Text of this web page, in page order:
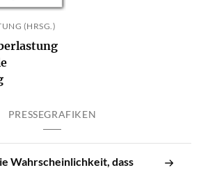
(HRSG.)
PRESSEGRAFIKEN
Wahrscheinlichkeit, dass